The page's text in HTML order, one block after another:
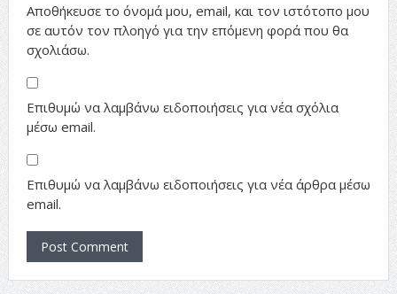
Αποθήκευσε το όνομά μου, email, και τον ιστότοπο μου
σε αυτόν τον πλοηγό για την επόμενη φορά που θα
σχολιάσω.
Επιθυμώ να λαμβάνω ειδοποιήσεις για νέα σχόλια
μέσω email.
Επιθυμώ να λαμβάνω ειδοποιήσεις για νέα άρθρα μέσω
email.